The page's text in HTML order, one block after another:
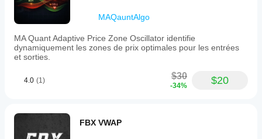
MAQauntAlgo
MA Quant Adaptive Price Zone Oscillator identifie
dynamiquement les zones de prix optimales pour les entrées
et sorties.
4.0 (1) $30
-34% $20
FBX VWAP